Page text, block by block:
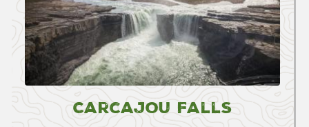
Carcajou Falls